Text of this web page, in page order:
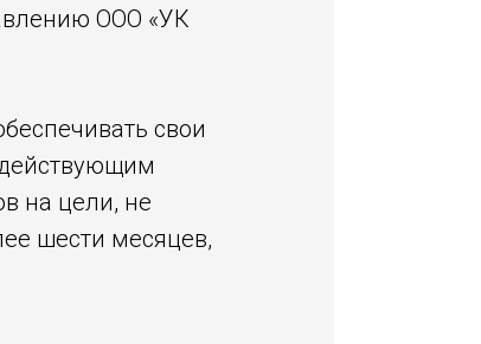
ООО «УК
свои
на цели, не
шести месяцев,